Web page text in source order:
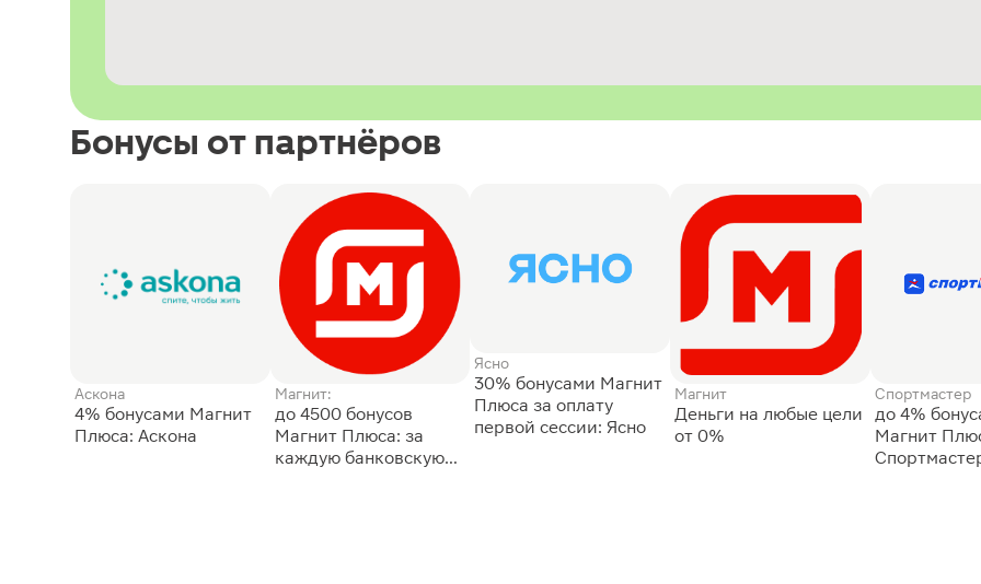
Бонусы от партнёров
Аскона
4% бонусами Магнит
Плюса: Аскона
Магнит:
до 4500 бонусов
Магнит Плюса: за
каждую банковскую
Ясно
30% бонусами Магнит
Плюса за оплату
первой сессии: Ясно
Магнит
Деньги на любые цели
от 0%
Спортмастер
до 4%
Магнит